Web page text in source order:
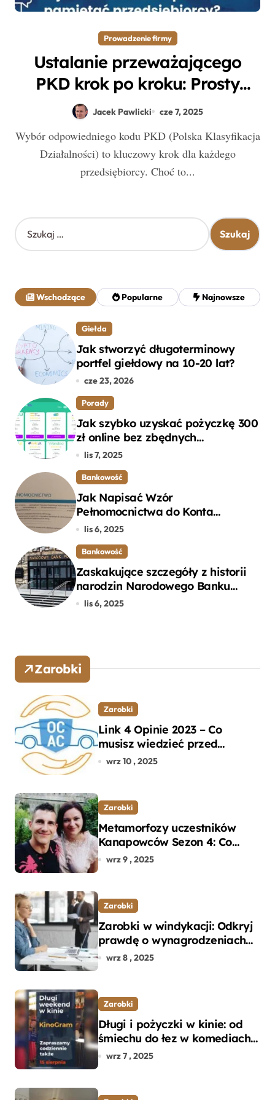
Prowadzenie firmy
Ustalanie przeważającego
PKD krok po kroku: Prosty
przewodnik bez stresu
Jacek Pawlicki cze 7, 2025
Wybór odpowiedniego kodu PKD (Polska Klasyfikacja
Działalności) to kluczowy krok dla każdego
przedsiębiorcy. Choć to...
S
z
j
:
Wschodzące Popularne Najnowsze
Giełda
Jak stworzyć długoterminowy
portfel giełdowy na 10-20 lat?
cze 23, 2026
Porady
Jak szybko uzyskać pożyczkę 300
zł online bez zbędnych
formalności?
lis 7, 2025
Bankowość
Jak Napisać Wzór
Pełnomocnictwa do Konta
Bankowego – Praktyczny
lis 6, 2025
Bankowość
Zaskakujące szczegóły z historii
narodzin Narodowego Banku
Polskiego, o których mogłeś nie
lis 6, 2025
Zarobki
Zarobki
Link 4 Opinie 2023 – Co
musisz wiedzieć przed
wyborem ubezpieczenia OC i
wrz 10 , 2025
Zarobki
Metamorfozy uczestników
Kanapowców Sezon 4: Co
naprawdę zaskoczyło
wrz 9 , 2025
Zarobki
Zarobki w windykacji: Odkryj
prawdę o wynagrodzeniach
specjalistów w branży
wrz 8 , 2025
Zarobki
Długi i pożyczki w kinie: od
śmiechu do łez w komediach i
dramatach
wrz 7 , 2025